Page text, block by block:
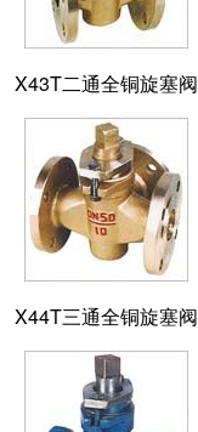
X43T二通全铜旋塞阀
X44T三通全铜旋塞阀